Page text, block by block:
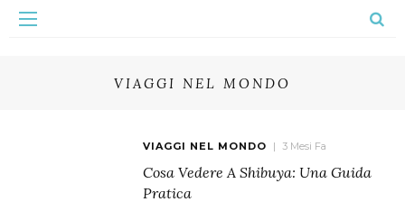
VIAGGI NEL MONDO
VIAGGI NEL MONDO 3 Mesi Fa
Cosa Vedere A Shibuya: Una Guida
Pratica